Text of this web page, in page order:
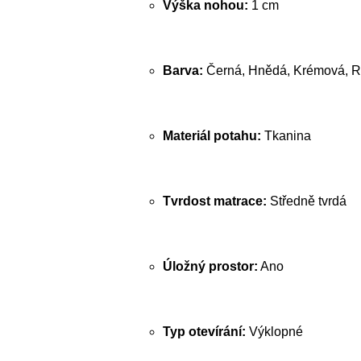
Výška nohou: 1 cm
Barva: Černá, Hnědá, Krémová,
Materiál potahu: Tkanina
Tvrdost matrace: Středně tvrdá
Úložný prostor: Ano
Typ otevírání: Výklopné